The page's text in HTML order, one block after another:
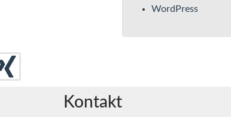
WordPress
Kontakt